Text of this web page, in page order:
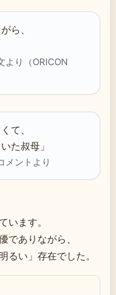
ら、
り（ORICON
て、
た叔母」
メントより
います。
でありながら、
るい」存在でした。